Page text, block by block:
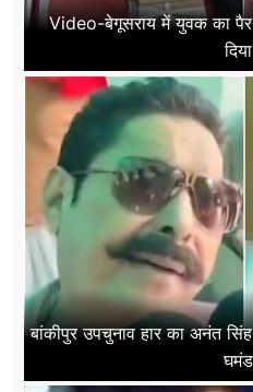
Video-बेगूसराय में युवक का पैर
बांकीपुर उपचुनाव हार का अनंत